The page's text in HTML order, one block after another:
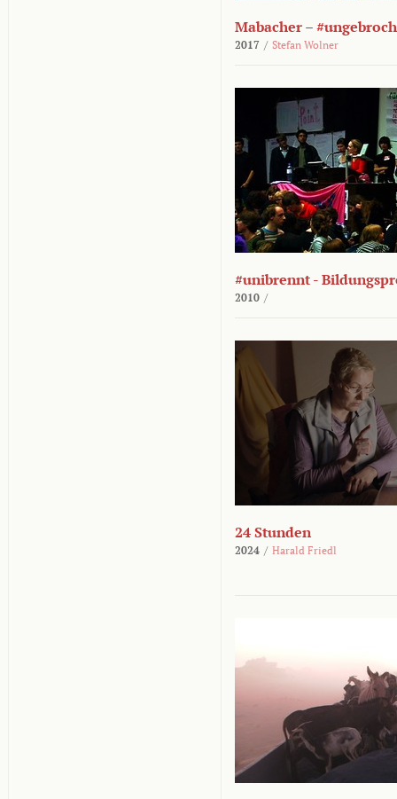
Mabacher –
2017 / Stefan Wolner
#unibrennt -
2010 /
24 Stunden
2024 / Harald Friedl